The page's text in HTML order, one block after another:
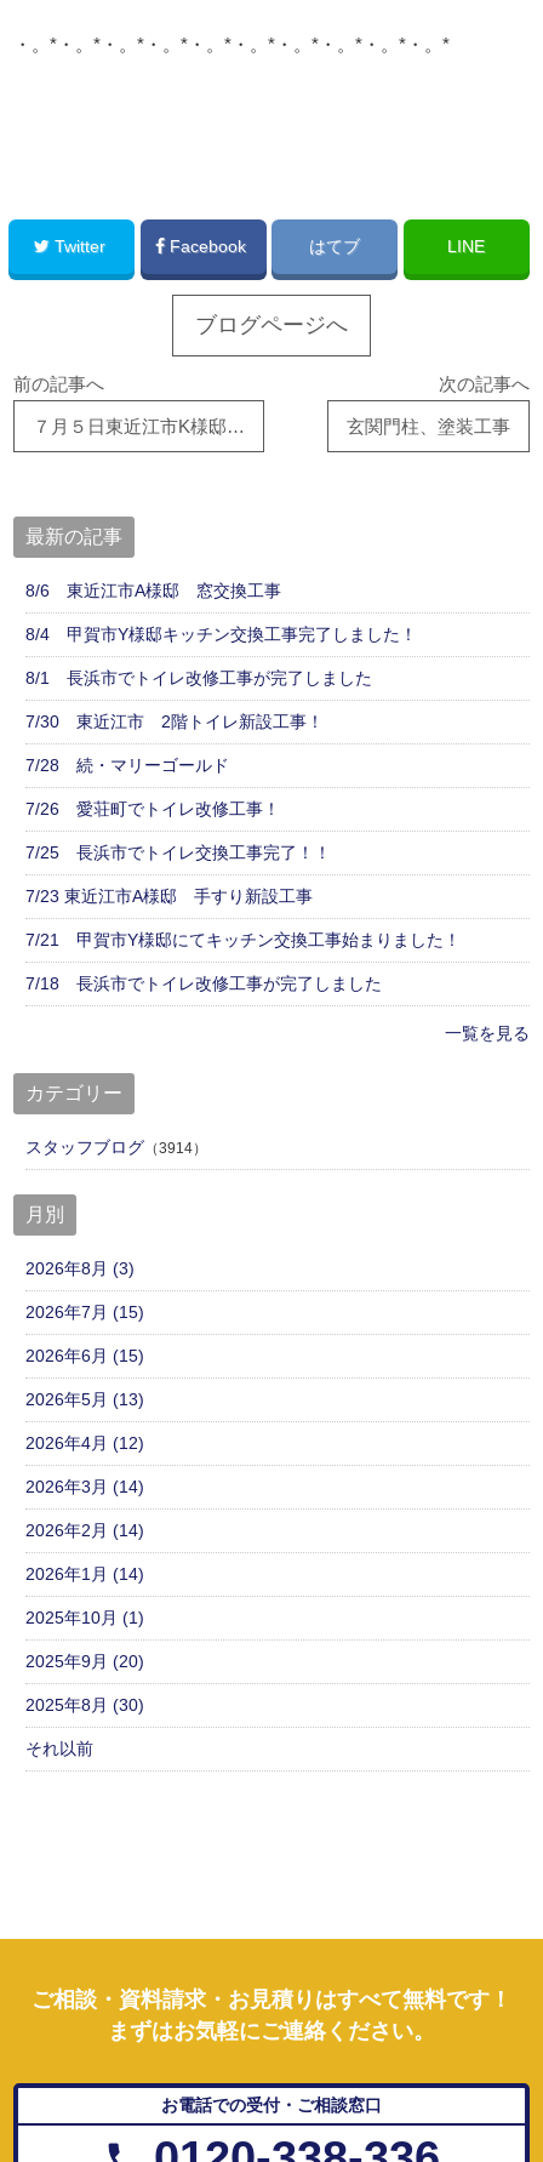
・。*・。*・。*・。*・。*・。*・。*・。*・。*・。*
Twitter Facebook はてブ LINE
ブログページへ
前の記事へ
７月５日東近江市K様邸で給湯器交換工事が完了
次の記事へ
玄関門柱、塗装工事
最新の記事
8/6 東近江市A様邸 窓交換工事
8/4 甲賀市Y様邸キッチン交換工事完了しました！
8/1 長浜市でトイレ改修工事が完了しました
7/30 東近江市 2階トイレ新設工事！
7/28 続・マリーゴールド
7/26 愛荘町でトイレ改修工事！
7/25 長浜市でトイレ交換工事完了！！
7/23 東近江市A様邸 手すり新設工事
7/21 甲賀市Y様邸にてキッチン交換工事始まりました！
7/18 長浜市でトイレ改修工事が完了しました
一覧を見る
カテゴリー
スタッフブログ （3914）
月別
2026年8月 (3)
2026年7月 (15)
2026年6月 (15)
2026年5月 (13)
2026年4月 (12)
2026年3月 (14)
2026年2月 (14)
2026年1月 (14)
2025年10月 (1)
2025年9月 (20)
2025年8月 (30)
それ以前
ご相談・資料請求・お見積りはすべて無料です！
まずはお気軽にご連絡ください。
お電話での受付・ご相談窓口